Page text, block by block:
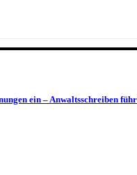
ein – Anwaltsschreiben